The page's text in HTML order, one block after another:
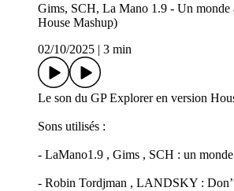
Gims, SCH, La Mano 1.9 - Un
House Mashup)
02/10/2025 | 3 min
Le son du GP Explorer en version
Sons utilisés :
- LaMano1.9 , Gims , SCH : un monde
- Robin Tordjman , LANDSKY :